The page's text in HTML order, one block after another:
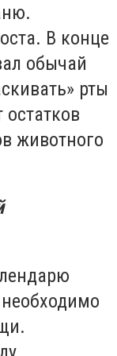
В конце
обычай
рты
животного
необходимо